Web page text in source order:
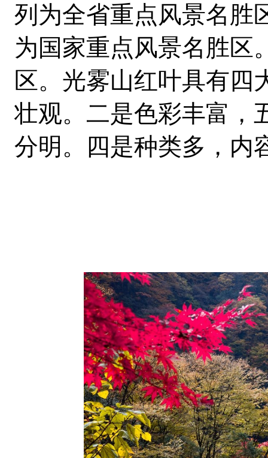
列为全省重点风景名胜
为国家重点风景名胜区
区。光雾山红叶具有四
壮观。二是色彩丰富，
分明。四是种类多，内